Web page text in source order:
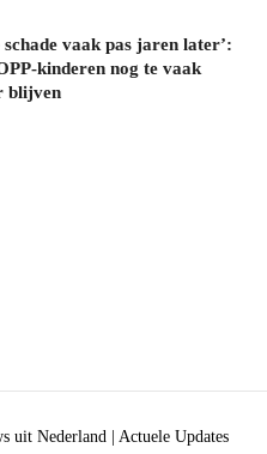
schade vaak pas jaren later’:
kinderen nog te vaak
blijven